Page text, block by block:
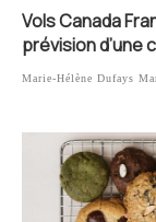
Vols Canada
prévision d’une
Marie-Hélène Dufays